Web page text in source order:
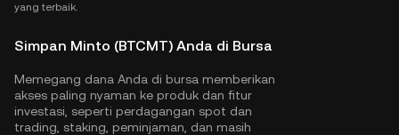
yang terbaik.
Simpan Minto (BTCMT) Anda di Bursa
Memegang dana Anda di bursa memberikan
akses paling nyaman ke produk dan fitur
investasi, seperti perdagangan spot dan
trading, staking, peminjaman, dan masih